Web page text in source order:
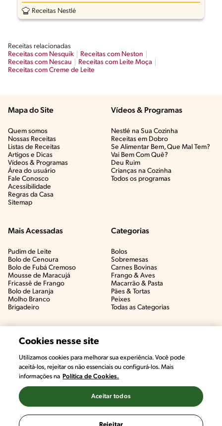
Receitas Nestlé
Receitas relacionadas
Receitas com Nesquik
Receitas com Neston
Receitas com Nescau
Receitas com Leite Moça
Receitas com Creme de Leite
Mapa do Site
Quem somos
Nossas Receitas
Listas de Receitas​
Artigos e Dicas​
Vídeos & Programas​
Área do usuário
Fale Conosco
Acessibilidade
Regras da Casa
Sitemap
Vídeos & Programas​
Nestlé na Sua Cozinha
Receitas em Dobro
Se Alimentar Bem, Que Mal Tem?​
Vai Bem Com Quê?​
Deu Ruim​
Crianças na Cozinha​
Todos os programas
Mais Acessadas
Pudim de Leite
Bolo de Cenoura
Bolo de Fubá Cremoso
Mousse de Maracujá
Fricassê de Frango
Bolo de Laranja
Molho Branco
Brigadeiro
Categorias
Bolos
Sobremesas
Carnes Bovinas​
Frango & Aves​
Macarrão & Pasta​
Pães & Tortas​
Peixes
Todas as Categorias
Cookies nesse site
Utilizamos cookies para melhorar sua experiência. Você pode
aceitá-los, rejeitar os não essenciais ou configurá-los. Mais
informações na Política de Cookies.
Aceitar todos